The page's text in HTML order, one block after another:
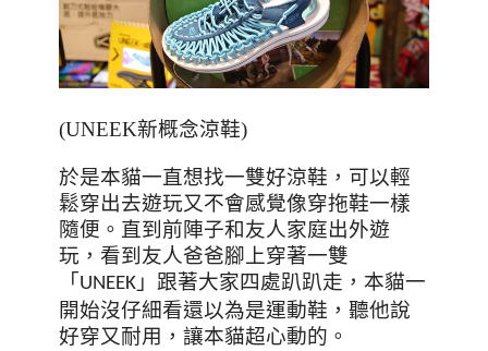
(UNEEK新概念涼鞋)
於是本貓一直想找一雙好涼鞋，可以輕
鬆穿出去遊玩又不會感覺像穿拖鞋一樣
隨便。直到前陣子和友人家庭出外遊
玩，看到友人爸爸腳上穿著一雙
「UNEEK 」 跟著大家四處趴趴走 ，本貓一
開始沒仔細看還以為是運動鞋，聽他說
好穿又耐用，讓本貓超心動的。